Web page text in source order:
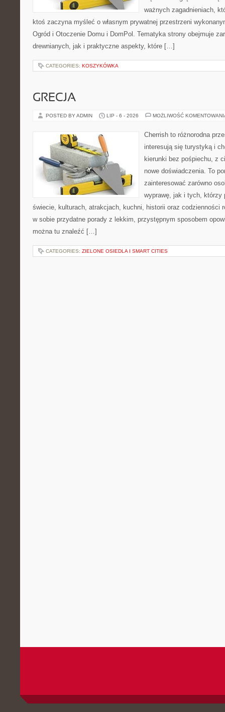
ważnych zagadnieniach,
ktoś zaczyna myśleć o własnym prywatnej przestrzeni
Ogród i Otoczenie Domu i DomPol. Tematyka strony obejmuje
drewnianych, jak i praktyczne aspekty, które […]
CATEGORIES: KOSZYKÓWKA
GRECJA
POSTED BY ADMIN LIP - 6 - 2026 MOŻLIWOŚĆ
Cherrish to różnorodna
interesują się turystyką i
kierunki bez pośpiechu, z
nowe doświadczenia. To
zainteresować zarówno
wyprawę, jak i tych, którzy
świecie, kulturach, atrakcjach, kuchni, historii oraz codzienności
w sobie przydatne porady z lekkim, przystępnym sposobem
można tu znaleźć […]
CATEGORIES: ZIELONE OSIEDLA I SMART CITIES